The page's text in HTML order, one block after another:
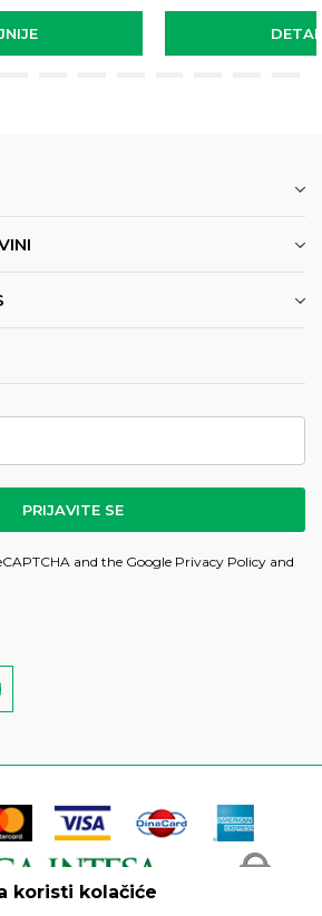
PRIJAVITE SE
and the Google Privacy Policy and
koristi kolačiće